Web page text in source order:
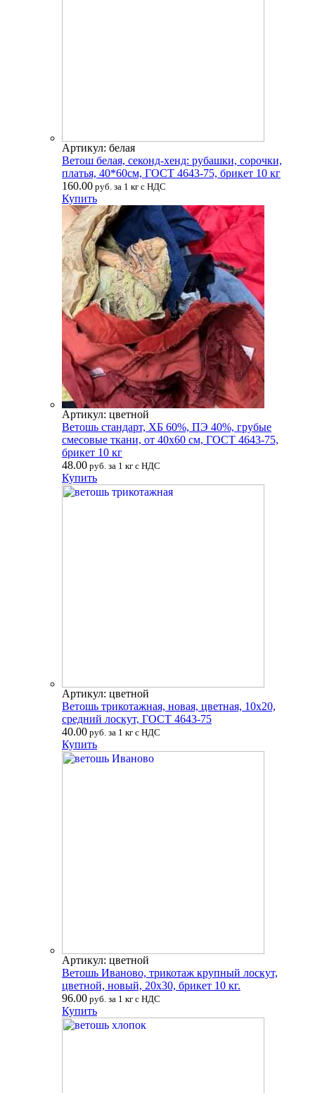
Артикул: белая
Ветош белая, секонд-хенд: рубашки, сорочки,
платья, 40*60см, ГОСТ 4643-75, брикет 10 кг
160.00 руб. за 1 кг с НДС
Купить
Артикул: цветной
Ветошь стандарт, ХБ 60%, ПЭ 40%, грубые
смесовые ткани, от 40х60 см, ГОСТ 4643-75,
брикет 10 кг
48.00 руб. за 1 кг с НДС
Купить
Артикул: цветной
Ветошь трикотажная, новая, цветная, 10х20,
средний лоскут, ГОСТ 4643-75
40.00 руб. за 1 кг с НДС
Купить
Артикул: цветной
Ветошь Иваново, трикотаж крупный лоскут,
цветной, новый, 20х30, брикет 10 кг.
96.00 руб. за 1 кг с НДС
Купить